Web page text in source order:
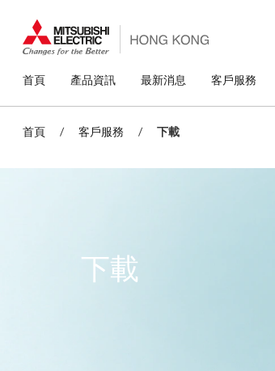
主
導
覽
首頁 產品資訊 最新消息 客戶服務
首頁 / 客戶服務 / 下載
下載